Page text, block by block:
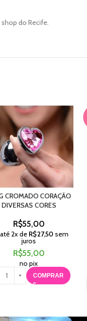
do Recife.
CROMADO CORAÇÃO
DIVERSAS CORES
R$55,00
até2x de R$27,50 sem
juros
R$55,00
no pix
COMPRAR